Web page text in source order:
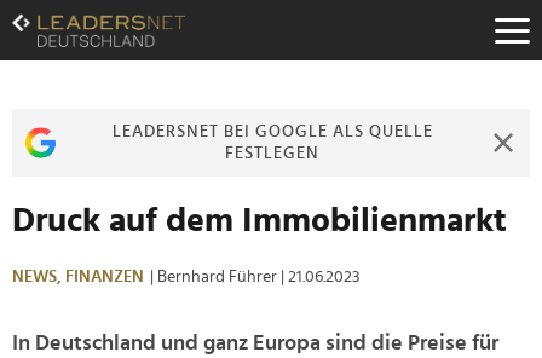
Zum
Inhalt
Zur
Zur
LEADERSNET BEI GOOGLE ALS QUELLE
FESTLEGEN
Druck auf dem Immobilienmarkt
NEWS, FINANZEN | Bernhard Führer | 21.06.2023
In Deutschland und ganz Europa sind die Preise für